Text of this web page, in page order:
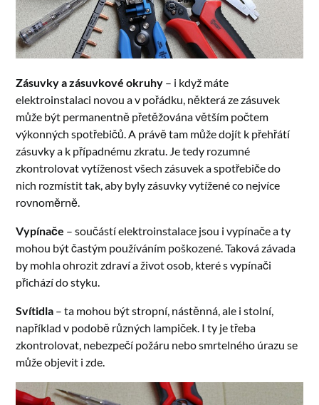
Zásuvky a zásuvkové okruhy – i když máte
elektroinstalaci novou a v pořádku, některá ze zásuvek
může být permanentně přetěžována větším počtem
výkonných spotřebičů. A právě tam může dojít k přehřátí
zásuvky a k případnému zkratu. Je tedy rozumné
zkontrolovat vytíženost všech zásuvek a spotřebiče do
nich rozmístit tak, aby byly zásuvky vytížené co nejvíce
rovnoměrně.
Vypínače – součástí elektroinstalace jsou i vypínače a ty
mohou být častým používáním poškozené. Taková závada
by mohla ohrozit zdraví a život osob, které s vypínači
přichází do styku.
Svítidla – ta mohou být stropní, nástěnná, ale i stolní,
například v podobě různých lampiček. I ty je třeba
zkontrolovat, nebezpečí požáru nebo smrtelného úrazu se
může objevit i zde.